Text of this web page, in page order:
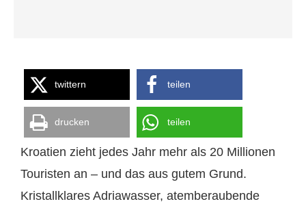
twittern teilen
drucken teilen
Kroatien zieht jedes Jahr mehr als 20 Millionen
Touristen an – und das aus gutem Grund.
Kristallklares Adriawasser, atemberaubende